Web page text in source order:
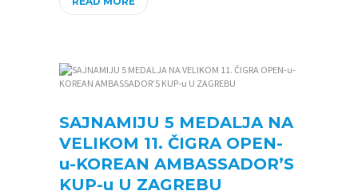
SAJNAMIJU 5 MEDALJA NA
VELIKOM 11. ČIGRA OPEN-
u-KOREAN AMBASSADOR’S
KUP-u U ZAGREBU